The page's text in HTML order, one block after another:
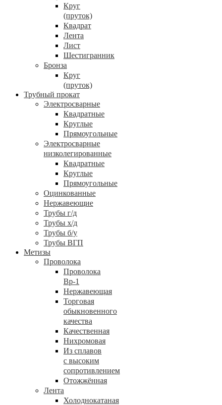
Круг
(пруток)
Квадрат
Лента
Лист
Шестигранник
Бронза
Круг
(пруток)
Трубный прокат
Электросварные
Квадратные
Круглые
Прямоугольные
Электросварные
низколегированные
Квадратные
Круглые
Прямоугольные
Оцинкованные
Нержавеющие
Трубы г/д
Трубы х/д
Трубы б/у
Трубы ВГП
Метизы
Проволока
Проволока
Вр-1
Нержавеющая
Торговая
обыкновенного
качества
Качественная
Нихромовая
Из сплавов
с высоким
сопротивлением
Отожжённая
Лента
Холоднокатаная